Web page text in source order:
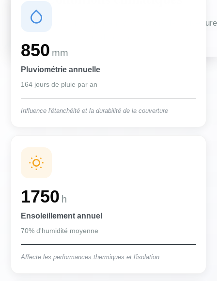
Des conditions qui influencent vos travaux de couverture
850 mm
Pluviométrie annuelle
164 jours de pluie par an
Influence l'étanchéité et la durabilité de la couverture
1750 h
Ensoleillement annuel
70% d'humidité moyenne
Affecte les performances thermiques et l'isolation